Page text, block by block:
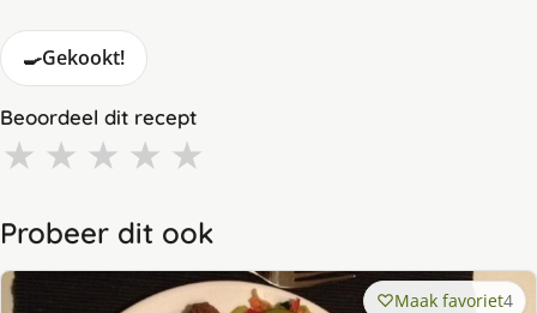
🍳Gekookt!
Beoordeel dit recept
★ ★ ★ ★ ★
Probeer dit ook
Maak favoriet4